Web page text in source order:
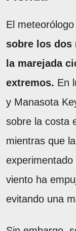
El meteorólogo
sobre los dos
la marejada
extremos. En
y Manasota
sobre la costa
mientras que
experimentado
viento ha
evitando una